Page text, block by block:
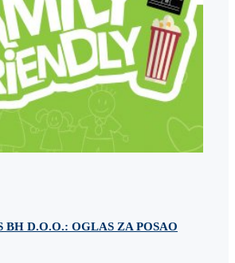
BH D.O.O.: OGLAS ZA POSAO